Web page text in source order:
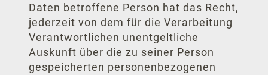
Daten betroffene Person hat das Recht,
jederzeit von dem für die Verarbeitung
Verantwortlichen unentgeltliche
Auskunft über die zu seiner Person
gespeicherten personenbezogenen